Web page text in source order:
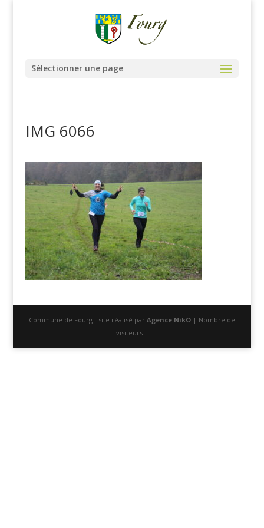
Sélectionner une page
IMG 6066
Commune de Fourg - site réalisé par Agence NikO| Nombre de
visiteurs